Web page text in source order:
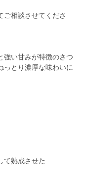
相談させてくださ
い甘みが特徴のさつ
っとり濃厚な味わいに
熟成させた